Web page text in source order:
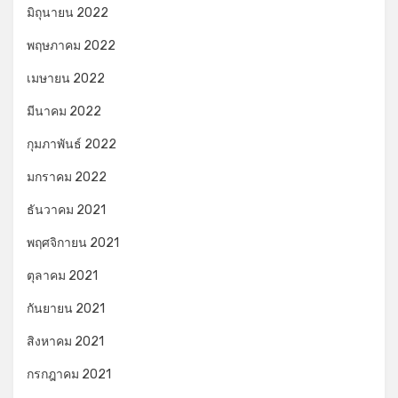
มิถุนายน 2022
พฤษภาคม 2022
เมษายน 2022
มีนาคม 2022
กุมภาพันธ์ 2022
มกราคม 2022
ธันวาคม 2021
พฤศจิกายน 2021
ตุลาคม 2021
กันยายน 2021
สิงหาคม 2021
กรกฎาคม 2021